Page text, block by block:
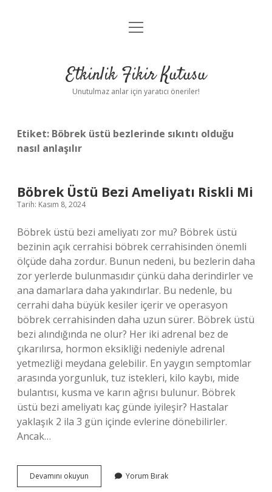
Anasayfa
Yasal Uyarı
menüyü
Etkinlik Fikir Kutusu
Unutulmaz anlar için yaratıcı öneriler!
Etiket: Böbrek üstü bezlerinde sıkıntı olduğu
nasıl anlaşılır
Böbrek Üstü Bezi Ameliyatı Riskli Mi
Tarih: Kasım 8, 2024
Böbrek üstü bezi ameliyatı zor mu? Böbrek üstü
bezinin açık cerrahisi böbrek cerrahisinden önemli
ölçüde daha zordur. Bunun nedeni, bu bezlerin daha
zor yerlerde bulunmasıdır çünkü daha derindirler ve
ana damarlara daha yakındırlar. Bu nedenle, bu
cerrahi daha büyük kesiler içerir ve operasyon
böbrek cerrahisinden daha uzun sürer. Böbrek üstü
bezi alındığında ne olur? Her iki adrenal bez de
çıkarılırsa, hormon eksikliği nedeniyle adrenal
yetmezliği meydana gelebilir. En yaygın semptomlar
arasında yorgunluk, tuz istekleri, kilo kaybı, mide
bulantısı, kusma ve karın ağrısı bulunur. Böbrek
üstü bezi ameliyatı kaç günde iyileşir? Hastalar
yaklaşık 2 ila 3 gün içinde evlerine dönebilirler.
Ancak…
Devamını okuyun
Üstü
Yorum Bırak